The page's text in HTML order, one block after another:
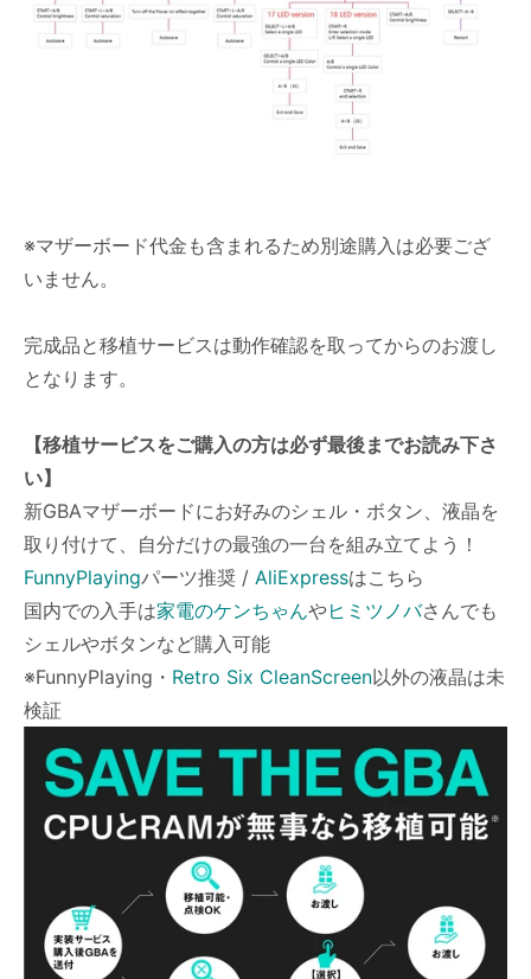
※マザーボード代金も含まれるため別途購入は必要ござ
いません。
完成品と移植サービスは動作確認を取ってからのお渡し
となります。
【移植サービスをご購入の方は必ず最後までお読み下さ
い】
新GBAマザーボードにお好みのシェル・ボタン、液晶を
取り付けて、自分だけの最強の一台を組み立てよう！
FunnyPlayingパーツ推奨 / AliExpressはこちら
国内での入手は家電のケンちゃんやヒミツノバさんでも
シェルやボタンなど購入可能
※FunnyPlaying・ Retro Six CleanScreen以外の液晶は未
検証